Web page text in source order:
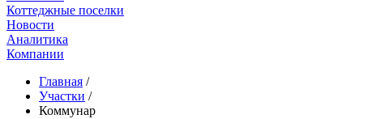
Коттеджные поселки
Новости
Аналитика
Компании
Главная /
Участки /
Коммунар